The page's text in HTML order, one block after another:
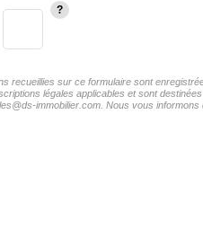
recueillies sur ce formulaire sont
légales applicables et sont
immobilier.com. Nous vous